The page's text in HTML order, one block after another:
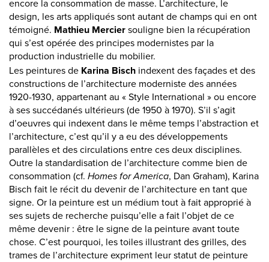
encore la consommation de masse. L’architecture, le
design, les arts appliqués sont autant de champs qui en ont
témoigné. Mathieu Mercier souligne bien la récupération
qui s’est opérée des principes modernistes par la
production industrielle du mobilier.
Les peintures de Karina Bisch indexent des façades et des
constructions de l’architecture moderniste des années
1920-1930, appartenant au « Style International » ou encore
à ses succédanés ultérieurs (de 1950 à 1970). S’il s’agit
d’oeuvres qui indexent dans le même temps l’abstraction et
l’architecture, c’est qu’il y a eu des développements
parallèles et des circulations entre ces deux disciplines.
Outre la standardisation de l’architecture comme bien de
consommation (cf. Homes for America, Dan Graham), Karina
Bisch fait le récit du devenir de l’architecture en tant que
signe. Or la peinture est un médium tout à fait approprié à
ses sujets de recherche puisqu’elle a fait l’objet de ce
même devenir : être le signe de la peinture avant toute
chose. C’est pourquoi, les toiles illustrant des grilles, des
trames de l’architecture expriment leur statut de peinture